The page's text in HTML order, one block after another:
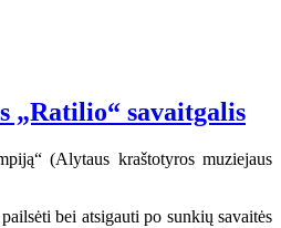
„Ratilio“ savaitgalis
bei atsigauti po sunkių savaitės